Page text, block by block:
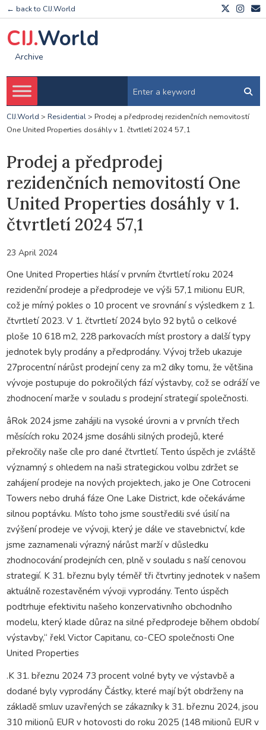
← back to CIJ.World
CIJ.World
Archive
CIJ.World > Residential> Prodej a předprodej rezidenčních nemovitostí
One United Properties dosáhly v 1. čtvrtletí 2024 57,1
Prodej a předprodej
rezidenčních nemovitostí One
United Properties dosáhly v 1.
čtvrtletí 2024 57,1
23 April 2024
One United Properties hlásí v prvním čtvrtletí roku 2024
rezidenční prodeje a předprodeje ve výši 57,1 milionu EUR,
což je mírný pokles o 10 procent ve srovnání s výsledkem z 1.
čtvrtletí 2023. V 1. čtvrtletí 2024 bylo 92 bytů o celkové
ploše 10 618 m2, 228 parkovacích míst prostory a další typy
jednotek byly prodány a předprodány. Vývoj tržeb ukazuje
27procentní nárůst prodejní ceny za m2 díky tomu, že většina
vývoje postupuje do pokročilých fází výstavby, což se odráží ve
zhodnocení marže v souladu s prodejní strategií společnosti.
âRok 2024 jsme zahájili na vysoké úrovni a v prvních třech
měsících roku 2024 jsme dosáhli silných prodejů, které
překročily naše cíle pro dané čtvrtletí. Tento úspěch je zvláště
významný s ohledem na naši strategickou volbu zdržet se
zahájení prodeje na nových projektech, jako je One Cotroceni
Towers nebo druhá fáze One Lake District, kde očekáváme
silnou poptávku. Místo toho jsme soustředili své úsilí na
zvýšení prodeje ve vývoji, který je dále ve stavebnictví, kde
jsme zaznamenali výrazný nárůst marží v důsledku
zhodnocování prodejních cen, plně v souladu s naší cenovou
strategií. K 31. březnu byly téměř tři čtvrtiny jednotek v našem
aktuálně rozestavěném vývoji vyprodány. Tento úspěch
podtrhuje efektivitu našeho konzervativního obchodního
modelu, který klade důraz na silné předprodeje během období
výstavby,“ řekl Victor Capitanu, co-CEO společnosti One
United Properties
.K 31. březnu 2024 73 procent volné byty ve výstavbě a
dodané byly vyprodány Částky, které mají být obdrženy na
základě smluv uzavřených se zákazníky k 31. březnu 2024, jsou
310 milionů EUR v hotovosti do roku 2025 (148 milionů EUR v